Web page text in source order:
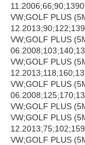
11.2006;66;90;1390
VW;GOLF PLUS
VW;GOLF PLUS
VW;GOLF PLUS
VW;GOLF PLUS
VW;GOLF PLUS
VW;GOLF PLUS
VW;GOLF PLUS